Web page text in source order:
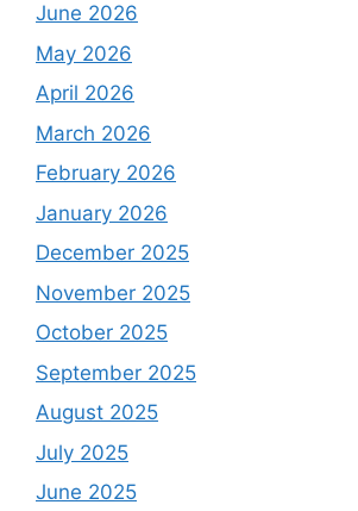
June 2026
May 2026
April 2026
March 2026
February 2026
January 2026
December 2025
November 2025
October 2025
September 2025
August 2025
July 2025
June 2025